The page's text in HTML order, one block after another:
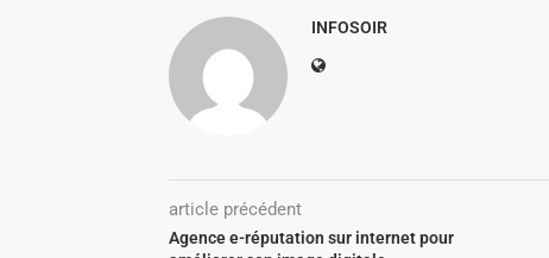
INFOSOIR
article précédent
Agence e-réputation sur internet pour